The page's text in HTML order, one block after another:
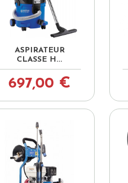
Aperçu rapide
ASPIRATEUR
CLASSE H...
697,00 €